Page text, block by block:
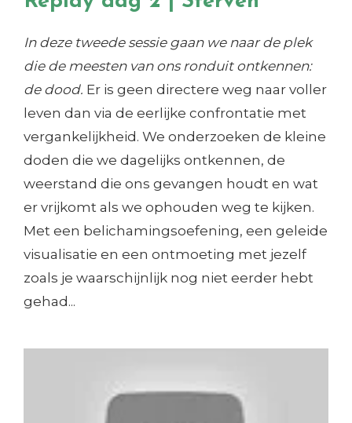
In deze tweede sessie gaan we naar de plek
die de meesten van ons ronduit ontkennen:
de dood. Er is geen directere weg naar voller
leven dan via de eerlijke confrontatie met
vergankelijkheid. We onderzoeken de kleine
doden die we dagelijks ontkennen, de
weerstand die ons gevangen houdt en wat
er vrijkomt als we ophouden weg te kijken.
Met een belichamingsoefening, een geleide
visualisatie en een ontmoeting met jezelf
zoals je waarschijnlijk nog niet eerder hebt
gehad...